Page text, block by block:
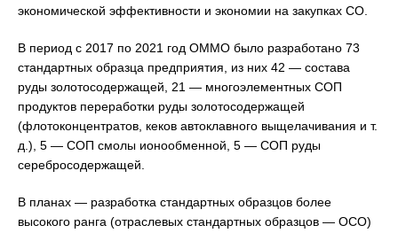
экономической эффективности и экономии на закупках СО.
В период с 2017 по 2021 год ОММО было разработано 73
стандартных образца предприятия, из них 42 — состава
руды золотосодержащей, 21 — многоэлементных СОП
продуктов переработки руды золотосодержащей
(флотоконцентратов, кеков автоклавного выщелачивания и т.
д.), 5 — СОП смолы ионообменной, 5 — СОП руды
серебросодержащей.
В планах — разработка стандартных образцов более
высокого ранга (отраслевых стандартных образцов — ОСО)